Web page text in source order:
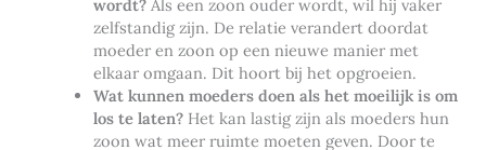
wordt? Als een zoon ouder wordt, wil hij vaker
zelfstandig zijn. De relatie verandert doordat
moeder en zoon op een nieuwe manier met
elkaar omgaan. Dit hoort bij het opgroeien.
Wat kunnen moeders doen als het moeilijk is om
los te laten? Het kan lastig zijn als moeders hun
zoon wat meer ruimte moeten geven. Door te